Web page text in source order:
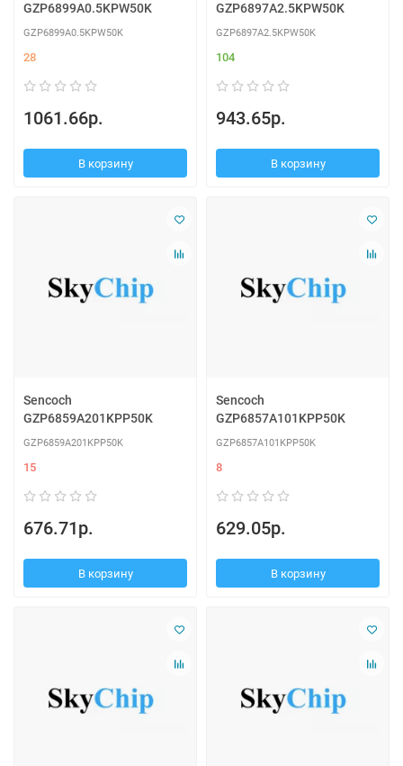
GZP6899A0.5KPW50K
GZP6899A0.5KPW50K
28
1061.66р.
В корзину
GZP6897A2.5KPW50K
GZP6897A2.5KPW50K
104
943.65р.
В корзину
Sencoch
GZP6859A201KPP50K
GZP6859A201KPP50K
15
676.71р.
В корзину
Sencoch
GZP6857A101KPP50K
GZP6857A101KPP50K
8
629.05р.
В корзину